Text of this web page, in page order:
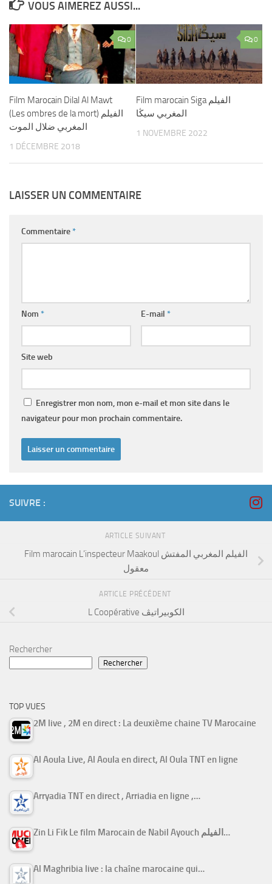
VOUS AIMEREZ AUSSI...
0
Film Marocain Dilal Al Mawt
(Les ombres de la mort) الفيلم
المغربي ضلال الموت
1 DÉCEMBRE 2018
0
Film marocain Siga الفيلم
المغربي سيڭا
1 NOVEMBRE 2022
LAISSER UN COMMENTAIRE
Commentaire*
Nom * E-mail *
Site web
Enregistrer mon nom, mon e-mail et mon site dans le
navigateur pour mon prochain commentaire.
SUIVRE :
ARTICLE SUIVANT
Film marocain L’inspecteur Maakoul الفيلم المغربي المفتش
معقول
ARTICLE PRÉCÉDENT
L Coopérative الكوبيراتيڤ
Rechercher
Rechercher
TOP VUES
2M live , 2M en direct : La deuxième chaine TV Marocaine
Al Aoula Live, Al Aoula en direct, Al Oula TNT en ligne
Arryadia TNT en direct , Arriadia en ligne ,…
Zin Li Fik Le film Marocain de Nabil Ayouch الفيلم…
Al Maghribia live : la chaîne marocaine qui…